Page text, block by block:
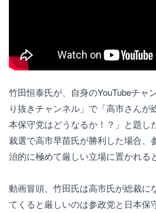
竹田恒泰氏が、自身のYouTubeチャ
り抜きチャンネル」で「高市さんが
本保守党はどうなるか！？」と題し
裁選で高市早苗氏が勝利した場合、
治的に極めて厳しい立場に置かれる
動画冒頭、竹田氏は高市氏が総裁に
てくると厳しいのは参政党と日本保